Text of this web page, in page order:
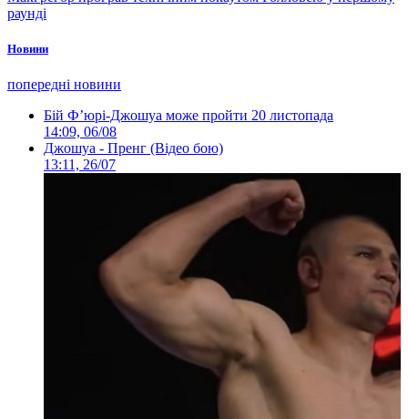
раунді
Новини
попередні новини
Бій Ф’юрі-Джошуа може пройти 20 листопада
14:09, 06/08
Джошуа - Пренг (Відео бою)
13:11, 26/07